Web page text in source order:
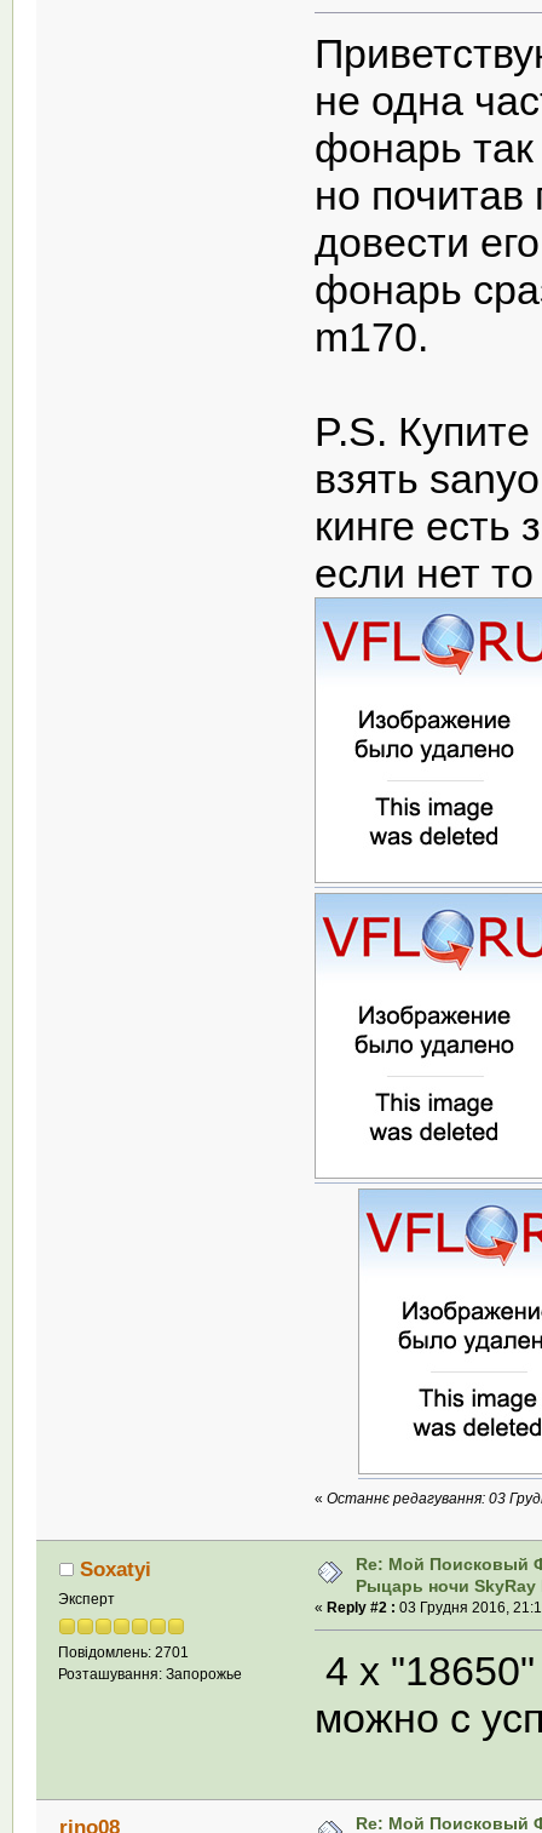
не одна
фонарь так
но
довести
фонарь
m170.
P.S.
взять
кинге есть
если нет
«Останнє редагування: 03
Soxatyi
Эксперт
Повідомлень: 2701
Розташування: Запорожье
Re: Мой Поисковый
Рыцарь ночи SkyRay
« Reply #2 : 03 Грудня 2016,
4 х
можно с
rino08 Re: Мой Поисковый